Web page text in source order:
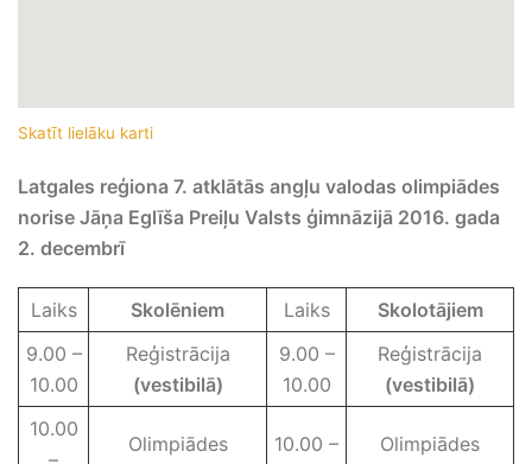
Skatīt lielāku karti
Latgales reģiona 7. atklātās angļu valodas olimpiādes
norise Jāņa Eglīša Preiļu Valsts ģimnāzijā 2016. gada
2. decembrī
Laiks Skolēniem Laiks
Skolotājiem
9.00 –
10.00
Reģistrācija
(vestibilā)
9.00 –
10.00
Reģistrācija
(vestibilā)
10.00
–
Olimpiādes
10.00 –
Olimpiādes